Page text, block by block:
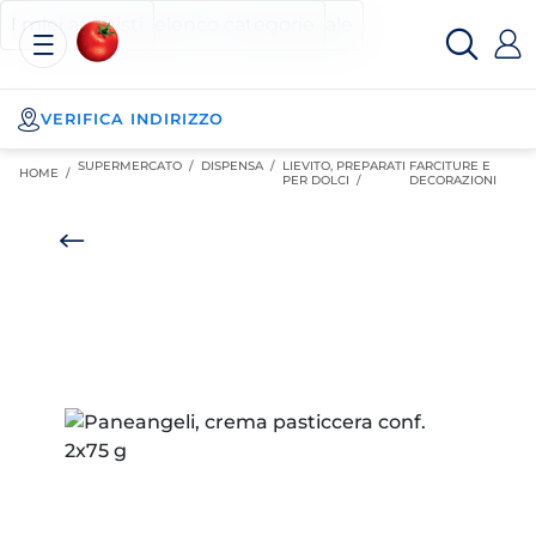
Posizionati sul contenuto principale
Posizionati sull'elenco categorie
I miei acquisti
Esselunga
Spesa
Online
VERIFICA INDIRIZZO
HOME / SUPERMERCATO / DISPENSA / LIEVITO, PREPARATI
PER DOLCI /
FARCITURE E
DECORAZIONI